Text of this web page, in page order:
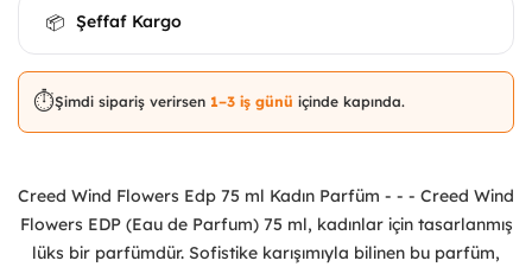
📦 Şeffaf Kargo
⏱️Şimdi sipariş verirsen 1–3 iş günü içinde kapında.
Creed Wind Flowers Edp 75 ml Kadın Parfüm - - - Creed Wind
Flowers EDP (Eau de Parfum) 75 ml, kadınlar için tasarlanmış
lüks bir parfümdür. Sofistike karışımıyla bilinen bu parfüm,